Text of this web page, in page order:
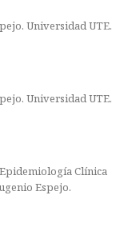
Universidad UTE.
Universidad UTE.
Clínica
Espejo.